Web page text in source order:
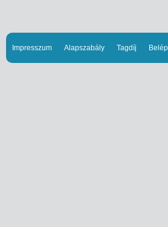
Impresszum Alapszabály Tagdíj